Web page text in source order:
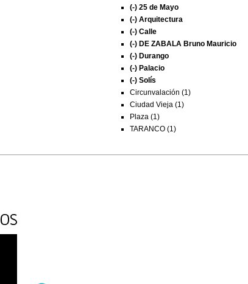
(-) 25 de Mayo
(-) Arquitectura
(-) Calle
(-) DE ZABALA Bruno Mauricio
(-) Durango
(-) Palacio
(-) Solís
Circunvalación (1)
Ciudad Vieja (1)
Plaza (1)
TARANCO (1)